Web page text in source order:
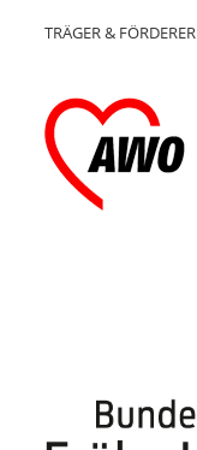
TRÄGER & FÖRDERER